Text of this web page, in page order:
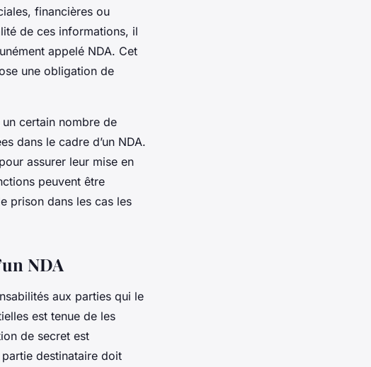
financières ou
de ces informations, il
appelé NDA. Cet
une obligation de
certain nombre de
dans le cadre d’un NDA.
assurer leur mise en
peuvent être
prison dans les cas les
NDA
aux parties qui le
est tenue de les
de secret est
destinataire doit